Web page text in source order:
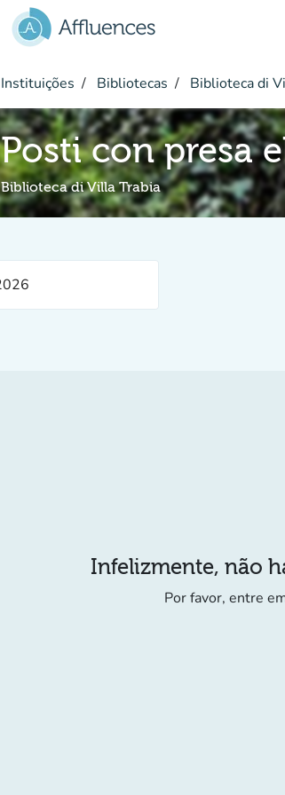
Instituições Bibliotecas Biblioteca di
Posti con presa
Biblioteca di Villa Trabia
Infelizmente, não
Por favor, entre